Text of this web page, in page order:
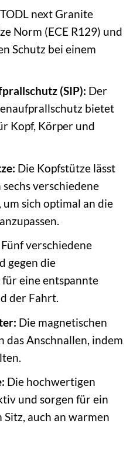
next Granite
Norm (ECE R129) und
Schutz bei einem
(SIP): Der
bietet
Kopf, Körper und
Die Kopfstütze lässt
verschiedene
sich optimal an die
Fünf verschiedene
gegen die
eine entspannte
der Fahrt.
Die magnetischen
Anschnallen, indem
Die hochwertigen
und sorgen für ein
Sitz, auch an warmen